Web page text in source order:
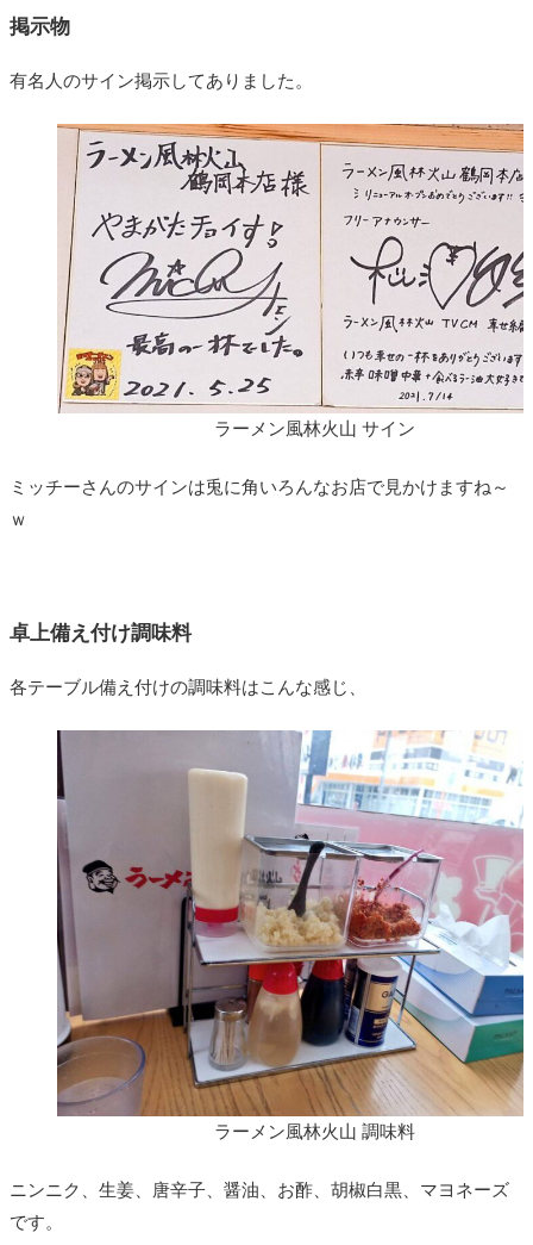
掲示物
有名人のサイン掲示してありました。
ラーメン風林火山 サイン
ミッチーさんのサインは兎に角いろんなお店で見かけますね～
ｗ
卓上備え付け調味料
各テーブル備え付けの調味料はこんな感じ、
ラーメン風林火山 調味料
ニンニク、生姜、唐辛子、醤油、お酢、胡椒白黒、マヨネーズ
です。